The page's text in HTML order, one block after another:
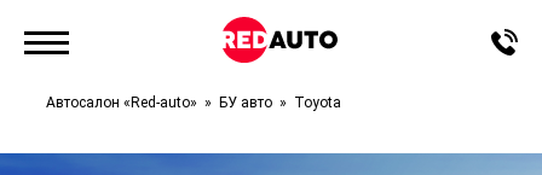
Автосалон «Red-auto» БУ авто Toyota